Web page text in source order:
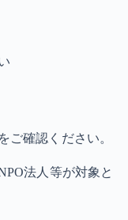
ご確認ください。
法人等が対象と